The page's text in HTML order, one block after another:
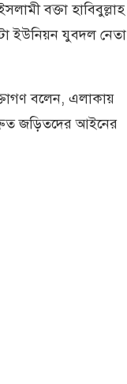
বক্তা হাবিবুল্লাহ
ইউনিয়ন যুবদল নেতা
বলেন, এলাকায়
জড়িতদের আইনের